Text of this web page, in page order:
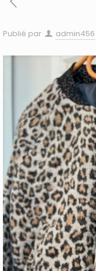
Publié par admin456